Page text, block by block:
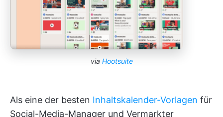
via Hootsuite
Als eine der besten Inhaltskalender-Vorlagen für
Social-Media-Manager und Vermarkter